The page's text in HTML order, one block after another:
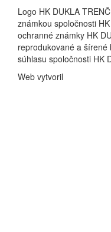
Logo HK DUKLA
známkou spoločnosti
ochranné známky HK
reprodukované a
súhlasu spoločnosti HK
Web vytvoril